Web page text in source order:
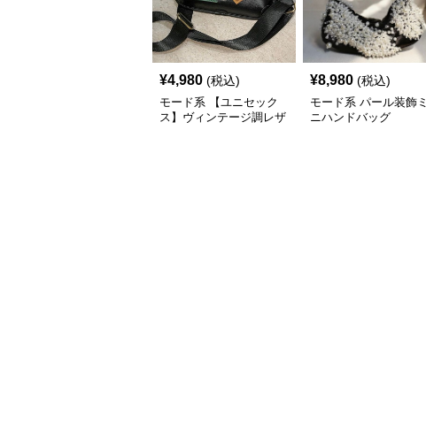
¥4,980 (税込)
モード系 【ユニセック
ス】ヴィンテージ調レザ
¥8,980 (税込)
モード系 パール装飾ミ
ニハンドバッグ